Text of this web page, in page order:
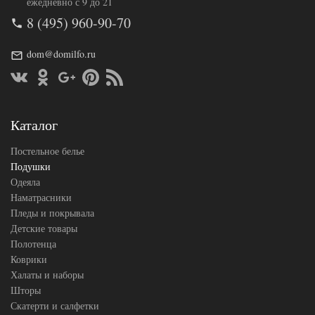
Плотность
подушки
Наполнитель
Силиконизированное
8 (495) 960-90-70
dom@domilfo.ru
Каталог
Постельное белье
Подушки
Одеяла
Наматрасники
Пледы и покрывала
Детские товары
Полотенца
Коврики
Халаты и наборы
Шторы
Скатерти и салфетки